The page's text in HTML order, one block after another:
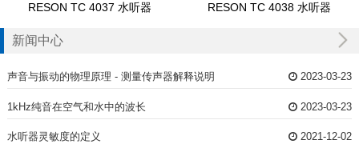
RESON TC 4037 水听器 RESON TC 4038 水听器
新闻中心
声音与振动的物理原理 - 测量传声器解释说明 2023-03-23
1kHz纯音在空气和水中的波长 2023-03-23
水听器灵敏度的定义 2021-12-02